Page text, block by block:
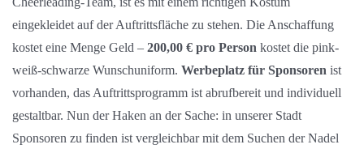
eingekleidet auf der Auftrittsfläche zu stehen. Die Anschaffung
kostet eine Menge Geld – 200,00 € pro Person kostet die pink-
weiß-schwarze Wunschuniform. Werbeplatz für Sponsoren ist
vorhanden, das Auftrittsprogramm ist abrufbereit und individuell
gestaltbar. Nun der Haken an der Sache: in unserer Stadt
Sponsoren zu finden ist vergleichbar mit dem Suchen der Nadel